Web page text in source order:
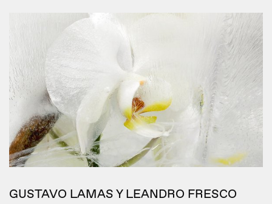
GUSTAVO LAMAS Y LEANDRO FRESCO